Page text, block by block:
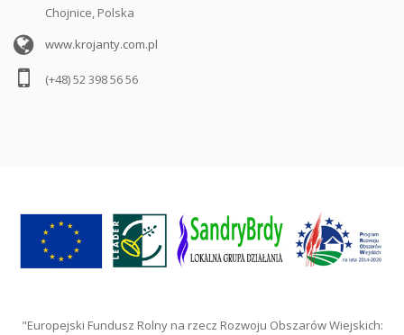
Chojnice, Polska
www.krojanty.com.pl
(+48) 52 398 56 56
"Europejski Fundusz Rolny na rzecz Rozwoju Obszarów Wiejskich: